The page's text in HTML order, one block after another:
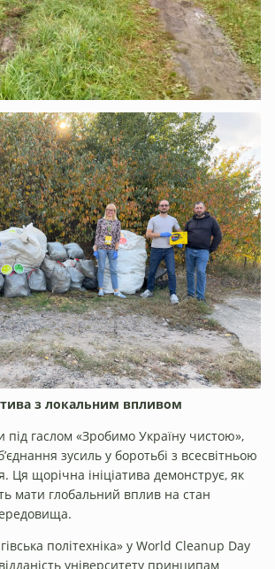
з локальним впливом
під гаслом «Зробимо Україну чистою»,
зусиль у боротьбі з всесвітньою
Ця щорічна ініціатива демонструє, як
мати глобальний вплив на стан
політехніка» у World Cleanup Day
університету принципам